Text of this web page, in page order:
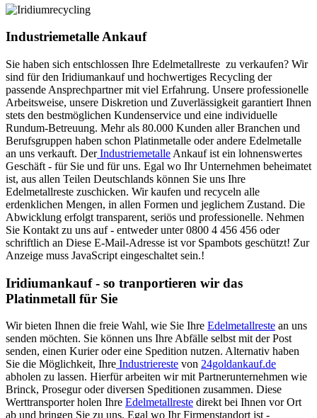
Industriemetalle Ankauf
Sie haben sich entschlossen Ihre Edelmetallreste zu verkaufen? Wir
sind für den Iridiumankauf und hochwertiges Recycling der
passende Ansprechpartner mit viel Erfahrung. Unsere professionelle
Arbeitsweise, unsere Diskretion und Zuverlässigkeit garantiert Ihnen
stets den bestmöglichen Kundenservice und eine individuelle
Rundum-Betreuung. Mehr als 80.000 Kunden aller Branchen und
Berufsgruppen haben schon Platinmetalle oder andere Edelmetalle
an uns verkauft. DerIndustriemetalle Ankauf ist ein lohnenswertes
Geschäft - für Sie und für uns. Egal wo Ihr Unternehmen beheimatet
ist, aus allen Teilen Deutschlands können Sie uns Ihre
Edelmetallreste zuschicken. Wir kaufen und recyceln alle
erdenklichen Mengen, in allen Formen und jeglichem Zustand. Die
Abwicklung erfolgt transparent, seriös und professionelle. Nehmen
Sie Kontakt zu uns auf - entweder unter 0800 4 456 456 oder
schriftlich an Diese E-Mail-Adresse ist vor Spambots geschützt! Zur
Anzeige muss JavaScript eingeschaltet sein.!
Iridiumankauf - so tranportieren wir das
Platinmetall für Sie
Wir bieten Ihnen die freie Wahl, wie Sie Ihre Edelmetallreste an uns
senden möchten. Sie können uns Ihre Abfälle selbst mit der Post
senden, einen Kurier oder eine Spedition nutzen. Alternativ haben
Sie die Möglichkeit, Ihre Industriereste von 24goldankauf.de
abholen zu lassen. Hierfür arbeiten wir mit Partnerunternehmen wie
Brinck, Prosegur oder diversen Speditionen zusammen. Diese
Werttransporter holen Ihre Edelmetallreste direkt bei Ihnen vor Ort
ab und bringen Sie zu uns. Egal wo Ihr Firmenstandort ist -